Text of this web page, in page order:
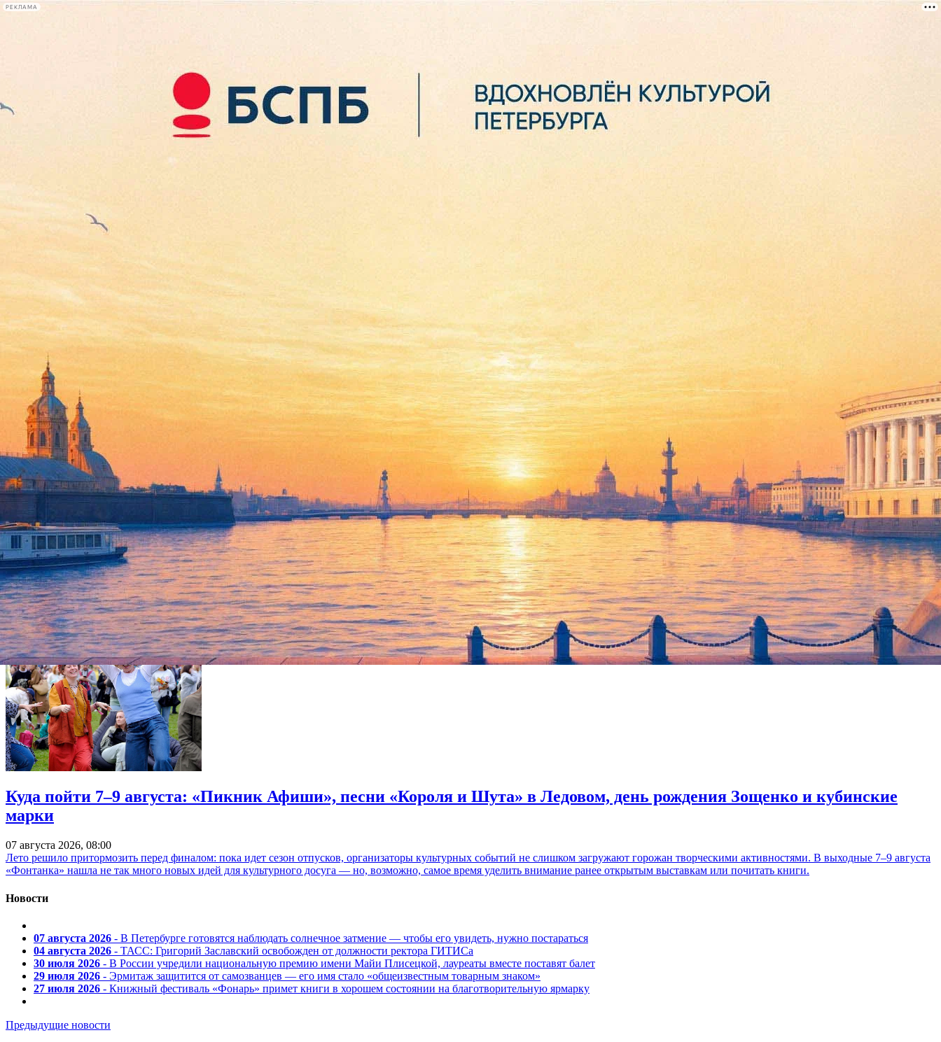
РЕКЛАМА
лекции
книги
Серебренников получил Гран-при за фильм "Ученик" о современном клерикализме
14 ноября 2016,
Фильм режиссера Кирилла Серебренникова «Ученик» стал лауреатом Гран-при фестиваля российского кино «Спутник над Польшей», завершившегося в Варшаве. Главный герой картины —
подросток Вениамин, который считает, что он знает все о моральных нормах, и единственный понимает, кто нравственен — а кто нет. В этом фильме Серебренников поднимает ставшие
невероятно актуальными в России в последние годы вопросы нетерпимости и манипуляции.
Второе место на фестивале получил фильм Александра Котта «Инсайт», а третье – «Зоология» Ивана Твердовского.
Фестиваль «Спутник над Польшей» – крупнейший смотр российских фильмов, который проходит в Варшаве в конце осени, а затем показанные на нем фильмы демонстрируются в других
городах страны. В этом году он проводится в 10-й раз.
Фонтанка.ру
Проект "Афиша Plus" реализован на средства гранта Санкт-Петербурга
Куда пойти 7–9 августа: «Пикник Афиши», песни «Короля и Шута» в Ледовом, день рождения Зощенко и кубинские
марки
07 августа 2026, 08:00
Лето решило притормозить перед финалом: пока идет сезон отпусков, организаторы культурных событий не слишком загружают горожан творческими активностями. В выходные 7–9 августа
«Фонтанка» нашла не так много новых идей для культурного досуга — но, возможно, самое время уделить внимание ранее открытым выставкам или почитать книги.
Новости
07 августа 2026 - В Петербурге готовятся наблюдать солнечное затмение — чтобы его увидеть, нужно постараться
04 августа 2026 - ТАСС: Григорий Заславский освобожден от должности ректора ГИТИСа
30 июля 2026 - В России учредили национальную премию имени Майи Плисецкой, лауреаты вместе поставят балет
29 июля 2026 - Эрмитаж защитится от самозванцев — его имя стало «общеизвестным товарным знаком»
27 июля 2026 - Книжный фестиваль «Фонарь» примет книги в хорошем состоянии на благотворительную ярмарку
Предыдущие новости